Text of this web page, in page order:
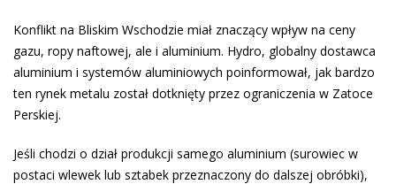
Konflikt na Bliskim Wschodzie miał znaczący wpływ na ceny
gazu, ropy naftowej, ale i aluminium. Hydro, globalny dostawca
aluminium i systemów aluminiowych poinformował, jak bardzo
ten rynek metalu został dotknięty przez ograniczenia w Zatoce
Perskiej.
Jeśli chodzi o dział produkcji samego aluminium (surowiec w
postaci wlewek lub sztabek przeznaczony do dalszej obróbki),